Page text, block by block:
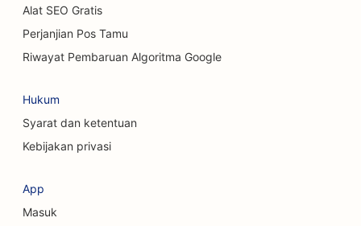
SEO untuk Chiropractor
SEO untuk Layanan Kebersihan
SEO untuk Perusahaan Konsultan
Alat SEO Gratis
Perjanjian Pos Tamu
Riwayat Pembaruan Algoritma Google
Hukum
Syarat dan ketentuan
Kebijakan privasi
App
Masuk